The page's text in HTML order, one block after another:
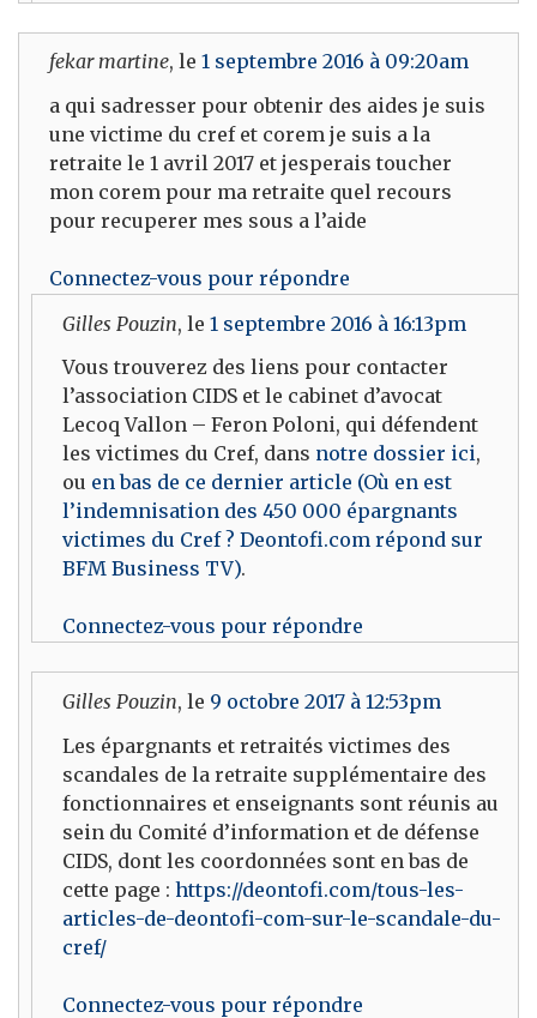
fekar martine, le 1 septembre 2016 à 09:20am
a qui sadresser pour obtenir des aides je suis
une victime du cref et corem je suis a la
retraite le 1 avril 2017 et jesperais toucher
mon corem pour ma retraite quel recours
pour recuperer mes sous a l’aide
Connectez-vous pour répondre
Gilles Pouzin, le 1 septembre 2016 à 16:13pm
Vous trouverez des liens pour contacter
l’association CIDS et le cabinet d’avocat
Lecoq Vallon – Feron Poloni, qui défendent
les victimes du Cref, dans notre dossier ici,
ou en bas de ce dernier article (Où en est
l’indemnisation des 450 000 épargnants
victimes du Cref ? Deontofi.com répond sur
BFM Business TV).
Connectez-vous pour répondre
Gilles Pouzin, le 9 octobre 2017 à 12:53pm
Les épargnants et retraités victimes des
scandales de la retraite supplémentaire des
fonctionnaires et enseignants sont réunis au
sein du Comité d’information et de défense
CIDS, dont les coordonnées sont en bas de
cette page : https://deontofi.com/tous-les-
articles-de-deontofi-com-sur-le-scandale-du-
cref/
Connectez-vous pour répondre